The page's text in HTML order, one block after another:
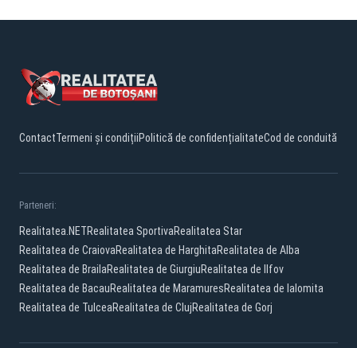
ContactTermeni și condițiiPolitică de confidențialitateCod de conduită
Parteneri:
Realitatea.NETRealitatea SportivaRealitatea Star
Realitatea de CraiovaRealitatea de HarghitaRealitatea de Alba
Realitatea de BrailaRealitatea de GiurgiuRealitatea de Ilfov
Realitatea de BacauRealitatea de MaramuresRealitatea de Ialomita
Realitatea de TulceaRealitatea de ClujRealitatea de Gorj